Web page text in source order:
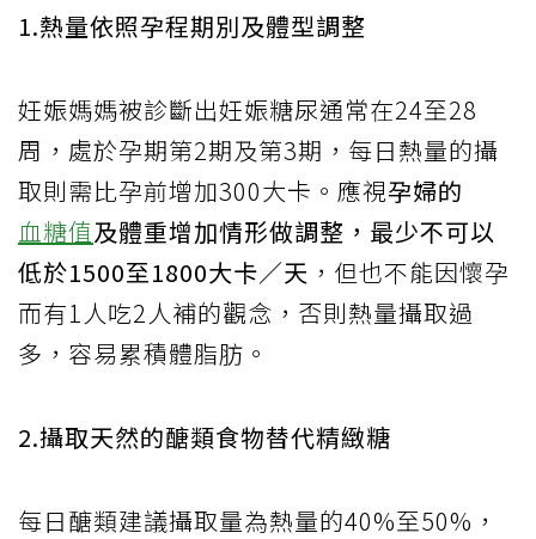
1.熱量依照孕程期別及體型調整
妊娠媽媽被診斷出妊娠糖尿通常在24至28
周，處於孕期第2期及第3期，每日熱量的攝
取則需比孕前增加300大卡。應視孕婦的
血糖值及體重增加情形做調整，最少不可以
低於1500至1800大卡／天 ，但也不能因懷孕
而有1人吃2人補的觀念，否則熱量攝取過
多，容易累積體脂肪。
2.攝取天然的醣類食物替代精緻糖
每日醣類建議攝取量為熱量的40%至50%，